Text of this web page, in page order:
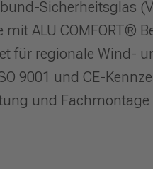
Sicherheitsglas
ALU COMFORT®
für regionale Wind-
9001 und CE-
und